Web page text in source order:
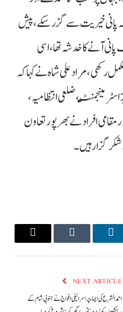
پانی خیریت سے گزر سکے، پیش
لاکھ کیوسک پانی آنے کا خدشہ تھا، اسی
رکھی، مراد علی شاہ نے کہا کہ
منیجمنٹ، ضلعی انتظامیہ،
افراد نے بھرپور تعاون
گزار ہیں۔
LinkedIn
Tumblr
Email
NEXT ARTICLE
احمد الشرع کی ایماء پر اسرائیلی افواج نے جنوبی شام کے